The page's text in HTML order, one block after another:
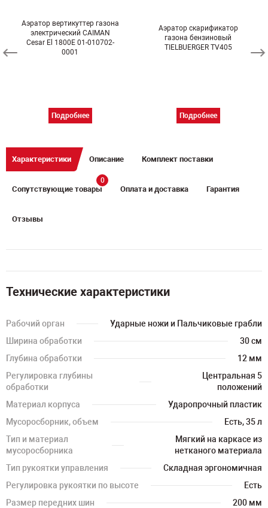
Аэратор вертикуттер газона
электрический CAIMAN
Cesar El 1800E 01-010702-
0001
Подробнее
Аэратор скарификатор
газона бензиновый
TIELBUERGER TV405
Подробнее
Характеристики Описание Комплект поставки
Сопутствующие товары
0
Оплата и доставка Гарантия
Отзывы
Технические характеристики
Рабочий орган
Ударные ножи и Пальчиковые грабли
Ширина обработки
30 см
Глубина обработки
12 мм
Регулировка глубины
обработки
Центральная 5
положений
Материал корпуса
Ударопрочный пластик
Мусоросборник, объем
Есть, 35 л
Тип и материал
мусоросборника
Мягкий на каркасе из
нетканого материала
Тип рукоятки управления
Складная эргономичная
Регулировка рукоятки по высоте
Есть
Размер передних шин
200 мм